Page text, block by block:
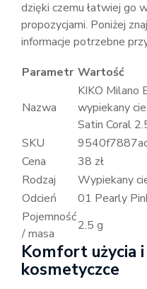
dzięki czemu łatwiej go
propozycjami. Poniżej
informacje potrzebne
Parametr Wartość
Nazwa
KIKO Milano
wypiekany
Satin Coral
SKU
Cena
38 zł
Rodzaj
Wypiekany
Odcień
01 Pearly
Pojemność
/ masa
2.5 g
Komfort użycia
kosmetyczce